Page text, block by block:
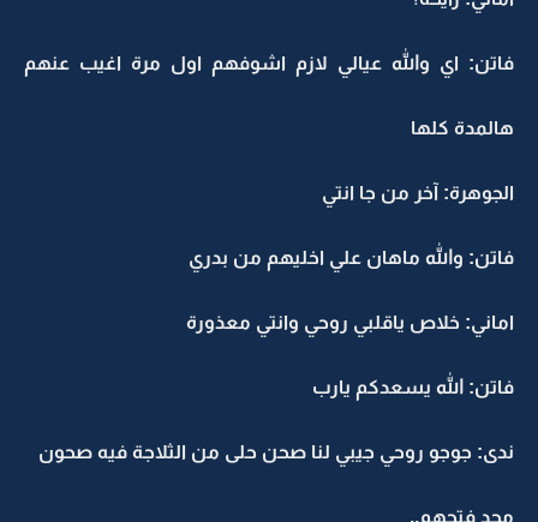
فاتن: اي والله عيالي لازم اشوفهم اول مرة اغيب عنهم
هالمدة كلها
الجوهرة: آخر من جا انتي
فاتن: والله ماهان علي اخليهم من بدري
اماني: خلاص ياقلبي روحي وانتي معذورة
فاتن: الله يسعدكم يارب
ندى: جوجو روحي جيبي لنا صحن حلى من الثلاجة فيه صحون
محد فتحهم..